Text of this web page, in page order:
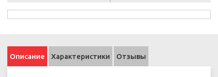
Описание Характеристики Отзывы